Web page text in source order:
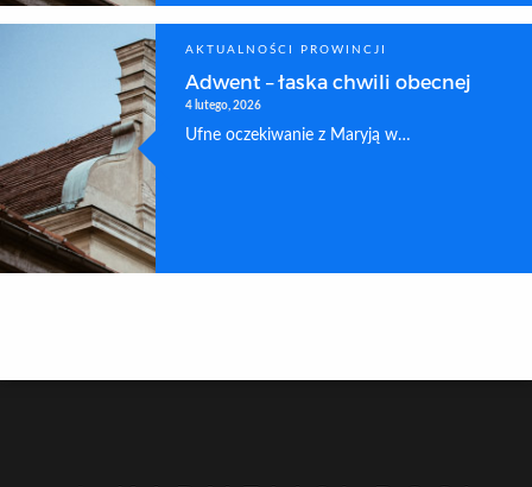
AKTUALNOŚCI PROWINCJI
Adwent – łaska chwili obecnej
4 lutego, 2026
Ufne oczekiwanie z Maryją w…